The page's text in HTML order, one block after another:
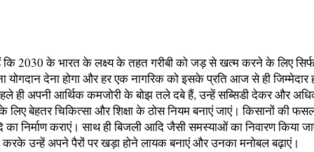
2030 के भारत के लक्ष्य के तहत गरीबी को जड़ से खत्म करने के लिए सिर्फ
योगदान देना होगा और हर एक नागरिक को इसके प्रति आज से ही जिम्मेदार
ही अपनी आर्थिक कमजोरी के बोझ तले दबे हैं, उन्हें सब्सिडी देकर और
बेहतर चिकित्सा और शिक्षा के ठोस नियम बनाएं जाएं। किसानों की
का निर्माण कराएं। साथ ही बिजली आदि जैसी समस्याओं का निवारण किया
उन्हें अपने पैरों पर खड़ा होने लायक बनाएं और उनका मनोबल बढ़ाएं।